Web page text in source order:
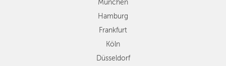
Essen
Dresden
Nürnberg
München
Hamburg
Frankfurt
Köln
Düsseldorf